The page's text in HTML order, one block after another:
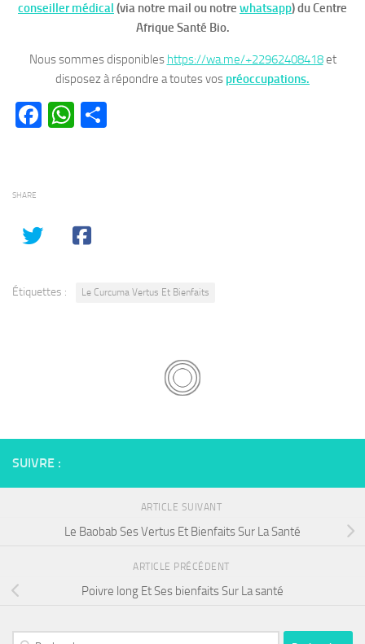
conseiller médical (via notre mail ou notre whatsapp)du Centre
Afrique Santé Bio.
Nous sommes disponibles https://wa.me/+22962408418et
disposez à répondre a toutes vos préoccupations.
Facebook
WhatsApp
SHARE
Étiquettes : Le Curcuma Vertus Et Bienfaits
SUIVRE :
ARTICLE SUIVANT
Le Baobab Ses Vertus Et Bienfaits Sur La Santé
ARTICLE PRÉCÉDENT
Poivre long Et Ses bienfaits Sur La santé
Rechercher :